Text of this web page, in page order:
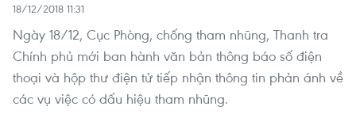
18/12/2018 11:31
Ngày 18/12, Cục Phòng, chống tham nhũng, Thanh tra
Chính phủ mới ban hành văn bản thông báo số điện
thoại và hộp thư điện tử tiếp nhận thông tin phản ánh về
các vụ việc có dấu hiệu tham nhũng.